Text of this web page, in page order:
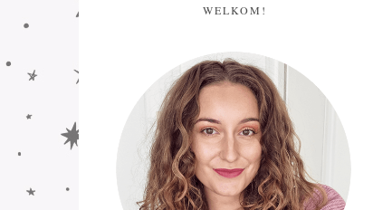
WELKOM!